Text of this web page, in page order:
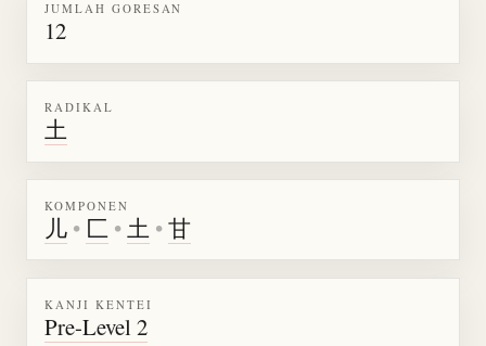
JUMLAH GORESAN
12
RADIKAL
土
KOMPONEN
儿 • 匚 •土 •甘
KANJI KENTEI
Pre-Level 2